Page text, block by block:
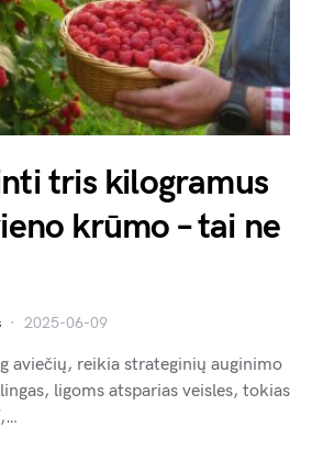
tris kilogramus
krūmo – tai ne
2025-06-09
aviečių, reikia strateginių auginimo
ligoms atsparias veisles, tokias